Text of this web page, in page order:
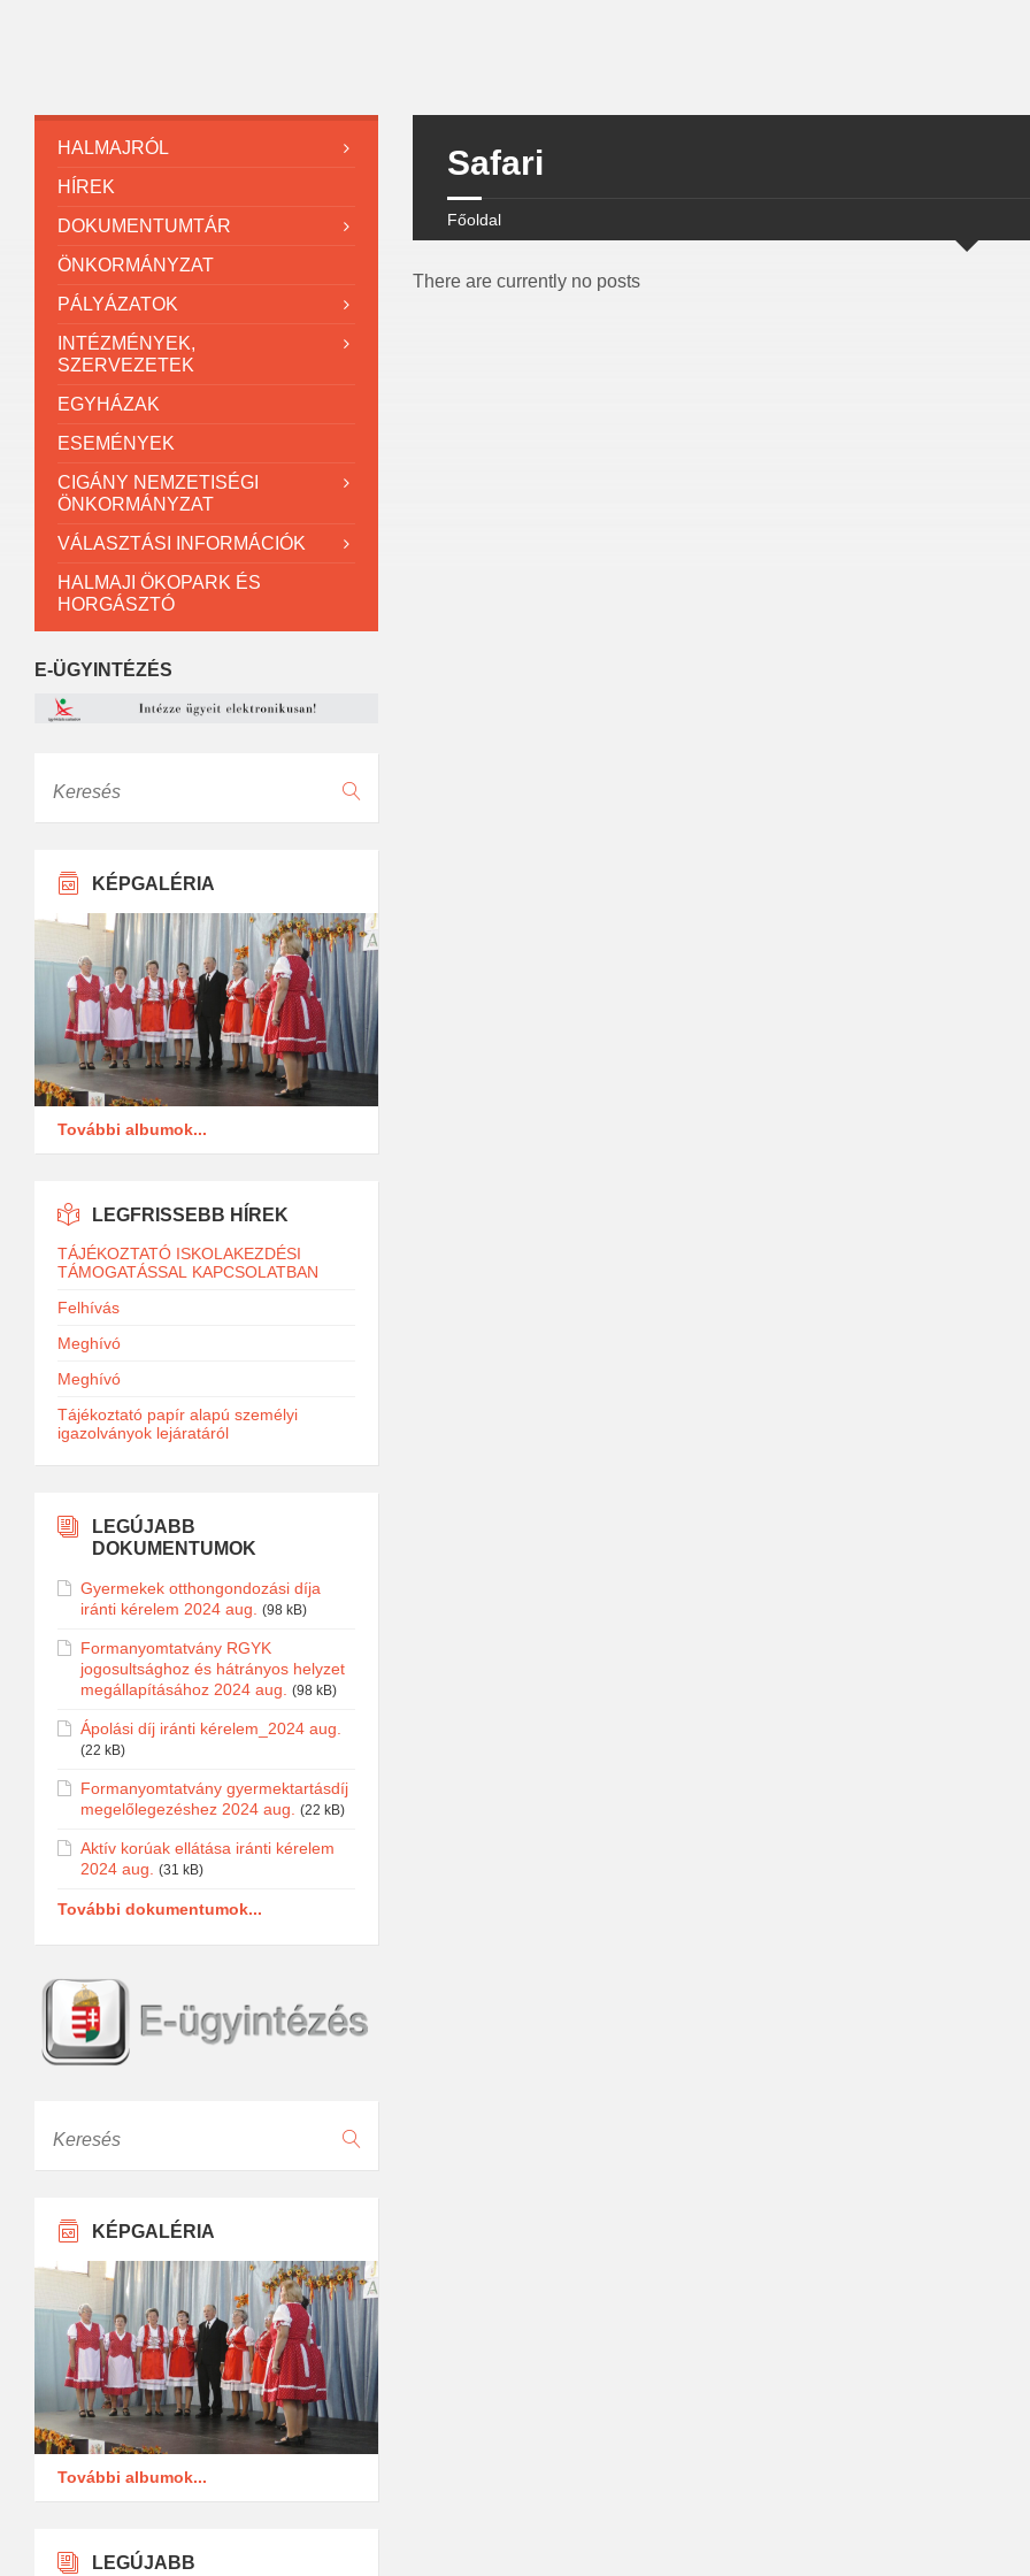
Safari
Főoldal
There are currently no posts
HALMAJRÓL
HÍREK
DOKUMENTUMTÁR
ÖNKORMÁNYZAT
PÁLYÁZATOK
INTÉZMÉNYEK,
SZERVEZETEK
EGYHÁZAK
ESEMÉNYEK
CIGÁNY NEMZETISÉGI
ÖNKORMÁNYZAT
VÁLASZTÁSI INFORMÁCIÓK
HALMAJI ÖKOPARK ÉS
HORGÁSZTÓ
E-ÜGYINTÉZÉS
KÉPGALÉRIA
További albumok...
LEGFRISSEBB HÍREK
TÁJÉKOZTATÓ ISKOLAKEZDÉSI
TÁMOGATÁSSAL KAPCSOLATBAN
Felhívás
Meghívó
Meghívó
Tájékoztató papír alapú személyi
igazolványok lejáratáról
LEGÚJABB
DOKUMENTUMOK
Gyermekek otthongondozási díja
iránti kérelem 2024 aug.
(98 kB)
Formanyomtatvány RGYK
jogosultsághoz és hátrányos helyzet
megállapításához 2024 aug.
(98 kB)
Ápolási díj iránti kérelem_2024 aug.
(22 kB)
Formanyomtatvány gyermektartásdíj
megelőlegezéshez 2024 aug.
(22 kB)
Aktív korúak ellátása iránti kérelem
2024 aug.
(31 kB)
További dokumentumok...
KÉPGALÉRIA
További albumok...
LEGÚJABB